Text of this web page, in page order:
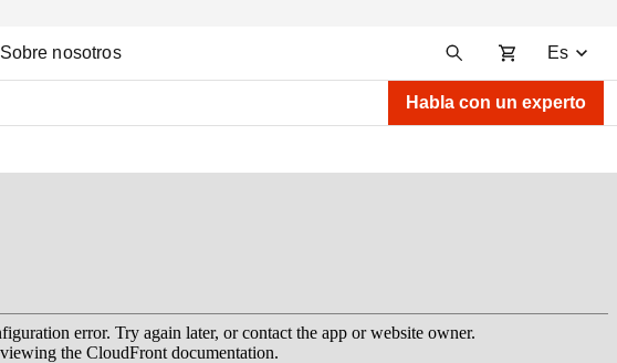
Sobre nosotros Es
Habla con un experto